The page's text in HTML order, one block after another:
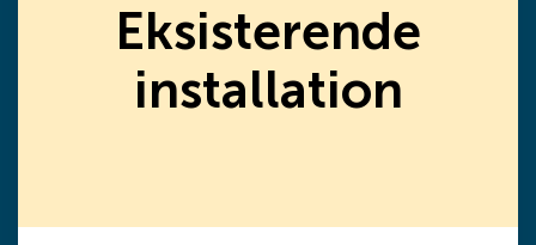
Eksisterende
installation